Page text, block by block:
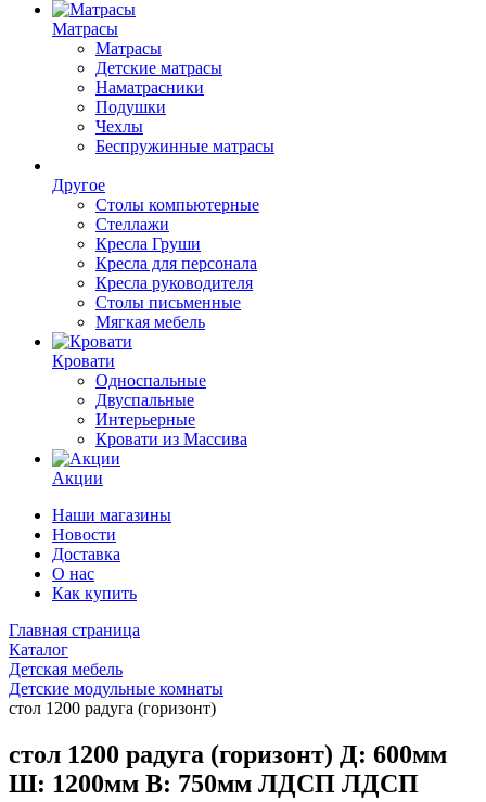
Матрасы
Матрасы
Детские матрасы
Наматрасники
Подушки
Чехлы
Беспружинные матрасы
Другое
Столы компьютерные
Стеллажи
Кресла Груши
Кресла для персонала
Кресла руководителя
Столы письменные
Мягкая мебель
Кровати
Односпальные
Двуспальные
Интерьерные
Кровати из Массива
Акции
Наши магазины
Новости
Доставка
О нас
Как купить
Главная страница
Каталог
Детская мебель
Детские модульные комнаты
стол 1200 радуга (горизонт)
стол 1200 радуга (горизонт) Д: 600мм
Ш: 1200мм В: 750мм ЛДСП ЛДСП